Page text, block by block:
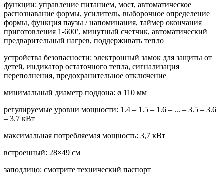
функции: управление питанием, мост, автоматическое
распознавание формы, усилитель, выборочное определение
формы, функция паузы / напоминания, таймер окончания
приготовления 1-600’, минутный счетчик, автоматический
предварительный нагрев, поддерживать тепло
устройства безопасности: электронный замок для защиты от
детей, индикатор остаточного тепла, сигнализация
переполнения, предохранительное отключение
минимальный диаметр поддона: ø 110 мм
регулируемые уровни мощности: 1.4 – 1.5 – 1.6 – ... – 3.5 – 3.6
– 3.7 кВт
максимальная потребляемая мощность: 3,7 кВт
встроенный: 28×49 см
заподлицо: смотрите технический паспорт